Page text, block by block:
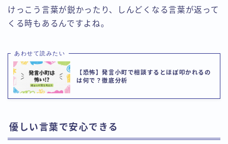
けっこう言葉が鋭かったり、しんどくなる言葉が返って
くる時もあるんですよね。
あわせて読みたい
【恐怖】発言小町で相談するとほぼ叩かれるの
は何で？徹底分析
優しい言葉で安心できる